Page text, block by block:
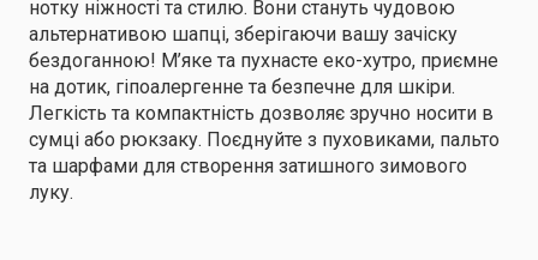
нотку ніжності та стилю. Вони стануть чудовою
альтернативою шапці, зберігаючи вашу зачіску
бездоганною! М’яке та пухнасте еко-хутро, приємне
на дотик, гіпоалергенне та безпечне для шкіри.
Легкість та компактність дозволяє зручно носити в
сумці або рюкзаку. Поєднуйте з пуховиками, пальто
та шарфами для створення затишного зимового
луку.